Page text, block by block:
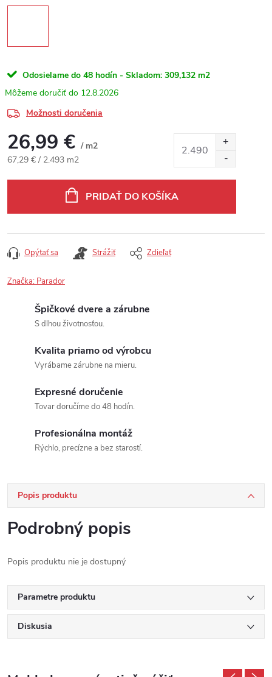
Odosielame do 48 hodín - Skladom: 309,132 m2
12.8.2026
Možnosti doručenia
26,99 € / m2
Jednotková cena:
67,29 € / 2.493 m2
PRIDAŤ DO KOŠÍKA
Opýtať sa Strážiť Zdieľať
Značka: Parador
Špičkové dvere a zárubne
S dlhou životnosťou.
Kvalita priamo od výrobcu
Vyrábame zárubne na mieru.
Expresné doručenie
Tovar doručíme do 48 hodín.
Profesionálna montáž
Rýchlo, precízne a bez starostí.
Popis produktu
Podrobný popis
Popis produktu nie je dostupný
Parametre produktu
Diskusia